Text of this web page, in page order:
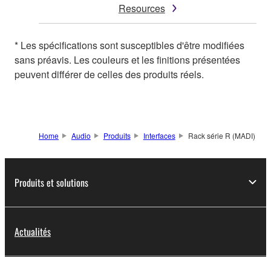
Resources
* Les spécifications sont susceptibles d'être modifiées
sans préavis. Les couleurs et les finitions présentées
peuvent différer de celles des produits réels.
Home Audio Produits Interfaces Rack série R (MADI)
Produits et solutions
Actualités